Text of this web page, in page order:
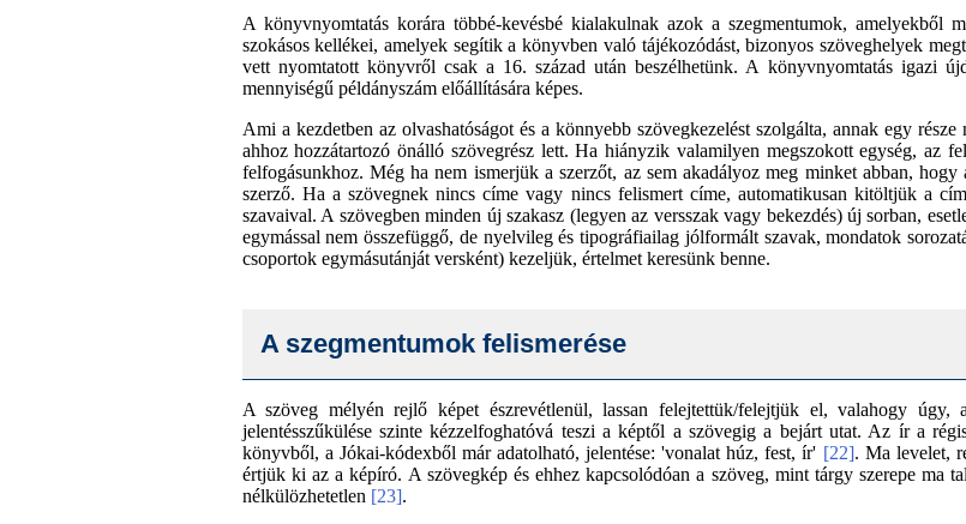
A könyvnyomtatás korára többé-kevésbé kialakulnak azok a szegmentumok,
szokásos kellékei, amelyek segítik a könyvben való tájékozódást, bizonyos szöveghelyek
vett nyomtatott könyvről csak a 16. század után beszélhetünk. A könyvnyomtatás igazi
mennyiségű példányszám előállítására képes.
Ami a kezdetben az olvashatóságot és a könnyebb szövegkezelést szolgálta, annak egy
ahhoz hozzátartozó önálló szövegrész lett. Ha hiányzik valamilyen megszokott egység, az
felfogásunkhoz. Még ha nem ismerjük a szerzőt, az sem akadályoz meg minket abban,
szerző. Ha a szövegnek nincs címe vagy nincs felismert címe, automatikusan kitöltjük a
szavaival. A szövegben minden új szakasz (legyen az versszak vagy bekezdés) új sorban,
egymással nem összefüggő, de nyelvileg és tipográfiailag jólformált szavak, mondatok
csoportok egymásutánját versként) kezeljük, értelmet keresünk benne.
A szegmentumok felismerése
A szöveg mélyén rejlő képet észrevétlenül, lassan felejtettük/felejtjük el, valahogy
jelentésszűkülése szinte kézzelfoghatóvá teszi a képtől a szövegig a bejárt utat. Az ír a
könyvből, a Jókai-kódexből már adatolható, jelentése: 'vonalat húz, fest, ír' [22]. Ma levelet,
értjük ki az a képíró. A szövegkép és ehhez kapcsolódóan a szöveg, mint tárgy szerepe ma
nélkülözhetetlen [23].